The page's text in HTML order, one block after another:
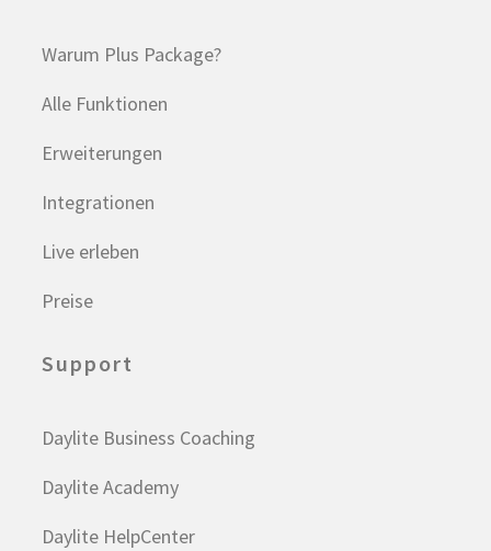
Warum Plus Package?
Alle Funktionen
Erweiterungen
Integrationen
Live erleben
Preise
Support
Daylite Business Coaching
Daylite Academy
Daylite HelpCenter